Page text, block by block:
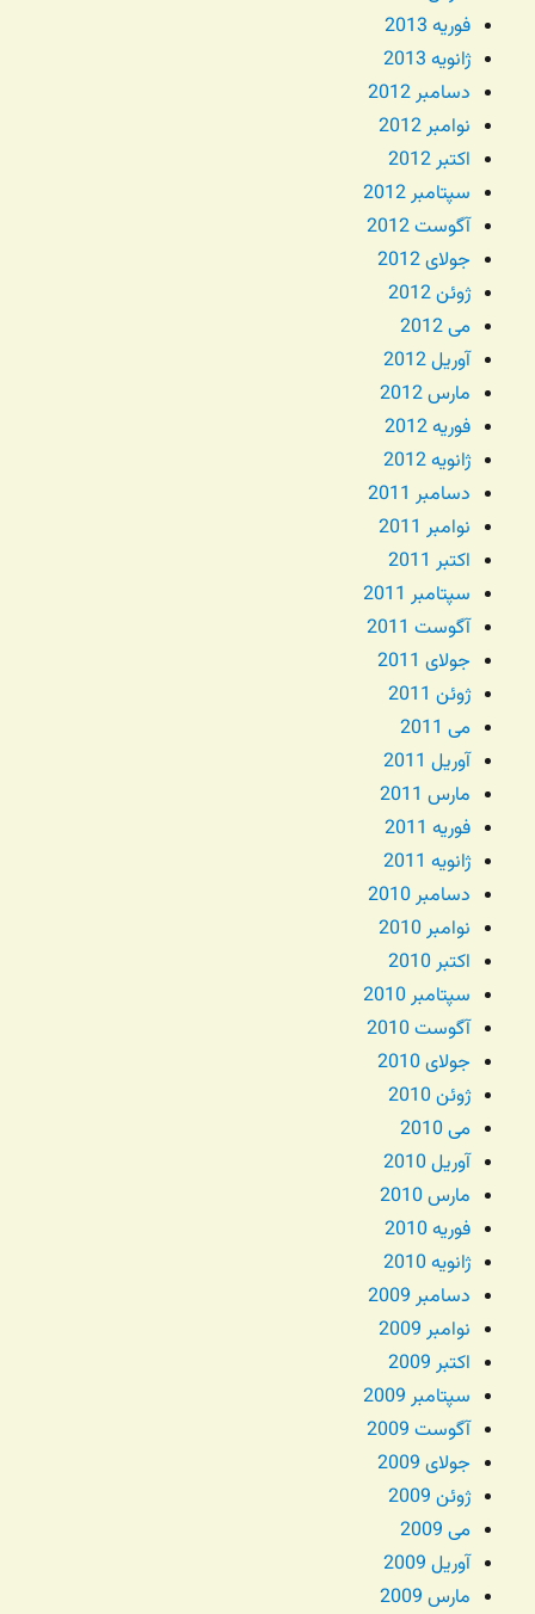
فوریه 2013
ژانویه 2013
دسامبر 2012
نوامبر 2012
اکتبر 2012
سپتامبر 2012
آگوست 2012
جولای 2012
ژوئن 2012
می 2012
آوریل 2012
مارس 2012
فوریه 2012
ژانویه 2012
دسامبر 2011
نوامبر 2011
اکتبر 2011
سپتامبر 2011
آگوست 2011
جولای 2011
ژوئن 2011
می 2011
آوریل 2011
مارس 2011
فوریه 2011
ژانویه 2011
دسامبر 2010
نوامبر 2010
اکتبر 2010
سپتامبر 2010
آگوست 2010
جولای 2010
ژوئن 2010
می 2010
آوریل 2010
مارس 2010
فوریه 2010
ژانویه 2010
دسامبر 2009
نوامبر 2009
اکتبر 2009
سپتامبر 2009
آگوست 2009
جولای 2009
ژوئن 2009
می 2009
آوریل 2009
مارس 2009